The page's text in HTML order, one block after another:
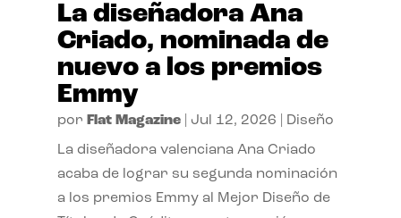
La diseñadora Ana
Criado, nominada de
nuevo a los premios
Emmy
por Flat Magazine| Jul 12, 2026 Diseño
La diseñadora valenciana Ana Criado
acaba de lograr su segunda nominación
a los premios Emmy al Mejor Diseño de